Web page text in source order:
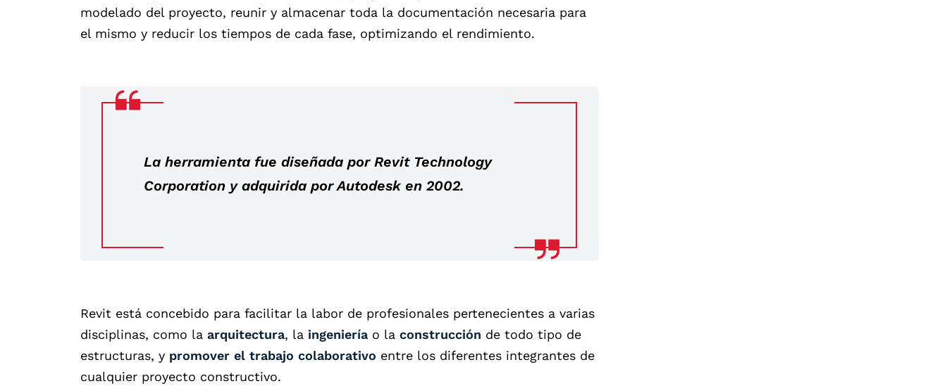
modelado del proyecto, reunir y almacenar toda la documentación necesaria para
el mismo y reducir los tiempos de cada fase, optimizando el rendimiento.
La herramienta fue diseñada por Revit Technology
Corporation y adquirida por Autodesk en 2002.
Revit está concebido para facilitar la labor de profesionales pertenecientes a varias
disciplinas, como la arquitectura, la ingeniería o la construcción de todo tipo de
estructuras, y promover el trabajo colaborativo entre los diferentes integrantes de
cualquier proyecto constructivo.